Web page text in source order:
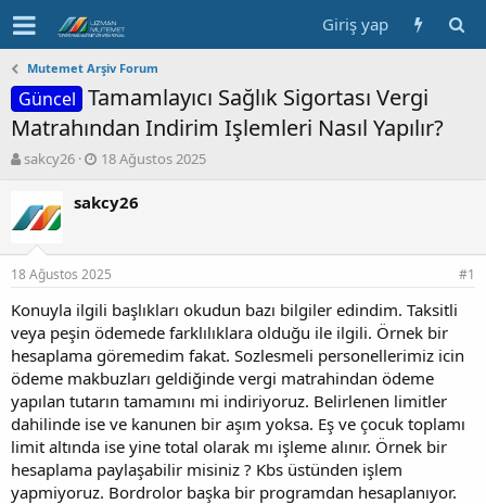
Giriş yap
Mutemet Arşiv Forum
Güncel Tamamlayıcı Sağlık Sigortası Vergi
Matrahından Indirim Işlemleri Nasıl Yapılır?
K
b
u
y
u
a
ş
l
a
a
n
sakcy26
B
ş
n
g
ç
t
a
r
h
i
18 Ağustos 2025
sakcy26
18 Ağustos 2025 #1
Konuyla ilgili başlıkları okudun bazı bilgiler edindim. Taksitli
veya peşin ödemede farklılıklara olduğu ile ilgili. Örnek bir
hesaplama göremedim fakat. Sozlesmeli personellerimiz icin
ödeme makbuzları geldiğinde vergi matrahindan ödeme
yapılan tutarın tamamını mi indiriyoruz. Belirlenen limitler
dahilinde ise ve kanunen bir aşım yoksa. Eş ve çocuk toplamı
limit altında ise yine total olarak mı işleme alınır. Örnek bir
hesaplama paylaşabilir misiniz ? Kbs üstünden işlem
yapmiyoruz. Bordrolor başka bir programdan hesaplanıyor.